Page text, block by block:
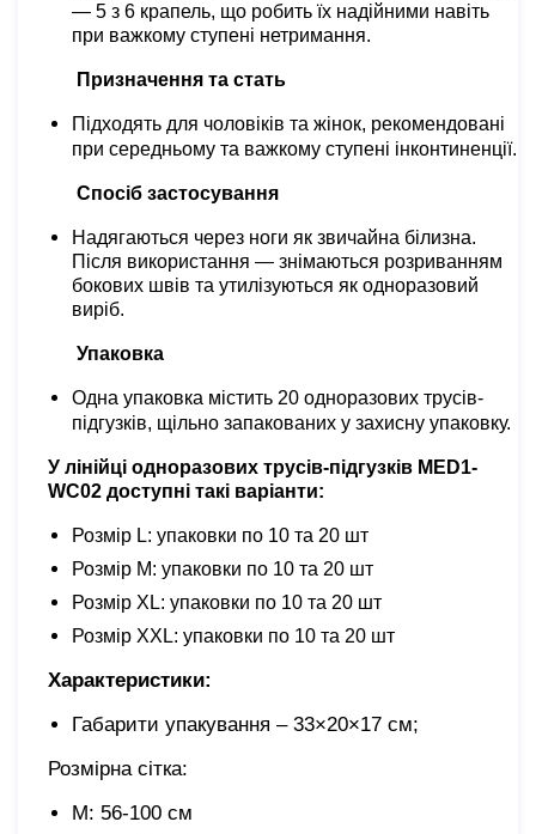
— 5 з 6 крапель, що робить їх надійними навіть
при важкому ступені нетримання.
Призначення та стать
Підходять для чоловіків та жінок, рекомендовані
при середньому та важкому ступені інконтиненції.
Спосіб застосування
Надягаються через ноги як звичайна білизна.
Після використання — знімаються розриванням
бокових швів та утилізуються як одноразовий
виріб.
Упаковка
Одна упаковка містить 20 одноразових трусів-
підгузків, щільно запакованих у захисну упаковку.
У лінійці одноразових трусів-підгузків MED1-
WC02 доступні такі варіанти:
Розмір L: упаковки по 10 та 20 шт
Розмір M: упаковки по 10 та 20 шт
Розмір XL: упаковки по 10 та 20 шт
Розмір XХL: упаковки по 10 та 20 шт
Характеристики:
Габарити упакування – 33×20×17 см;
Розмірна сітка:
M: 56-100 см